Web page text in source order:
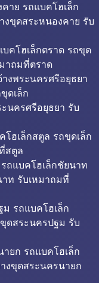
าย รถแบคโฮเล็ก
งขุดสระหนองคาย รับ
คโฮเล็กตราด รถขุด
าถมที่ตราด
งพระนครศรีอยุธยา
ดเล็ก
นครศรีอยุธยา รับ
ฮเล็กสตูล รถขุดเล็ก
สตูล
ถแบคโฮเล็กชัยนาท
ท รับเหมาถมที่
รถแบคโฮเล็ก
ดสระนครปฐม รับ
ยก รถแบคโฮเล็ก
งขุดสระนครนายก